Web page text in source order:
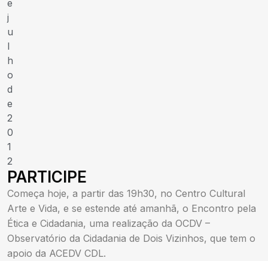
e
j
u
l
h
o
d
e
2
0
1
2
PARTICIPE
Começa hoje, a partir das 19h30, no Centro Cultural
Arte e Vida, e se estende até amanhã, o Encontro pela
Ética e Cidadania, uma realização da OCDV –
Observatório da Cidadania de Dois Vizinhos, que tem o
apoio da ACEDV CDL.